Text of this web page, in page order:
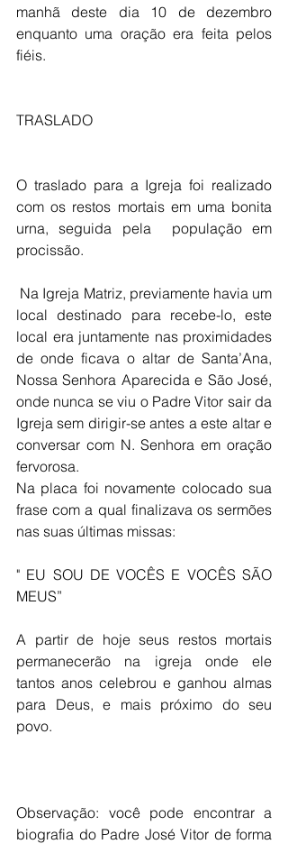
manhã deste dia 10 de dezembro
enquanto uma oração era feita pelos
fiéis.
TRASLADO
O traslado para a Igreja foi realizado
com os restos mortais em uma bonita
urna, seguida pela  população em
procissão.
local destinado para recebe-lo, este
local era juntamente nas proximidades
de onde ficava o altar de Santa’Ana,
Nossa Senhora Aparecida e São José,
onde nunca se viu o Padre Vitor sair da
Igreja sem dirigir-se antes a este altar e
conversar com N. Senhora em oração
fervorosa.
Na placa foi novamente colocado sua
frase com a qual finalizava os sermões
nas suas últimas missas:
" EU SOU DE VOCÊS E VOCÊS SÃO
MEUS”
A partir de hoje seus restos mortais
permanecerão na igreja onde ele
tantos anos celebrou e ganhou almas
para Deus, e mais próximo do seu
povo.
Observação: você pode encontrar a
biografia do Padre José Vitor de forma